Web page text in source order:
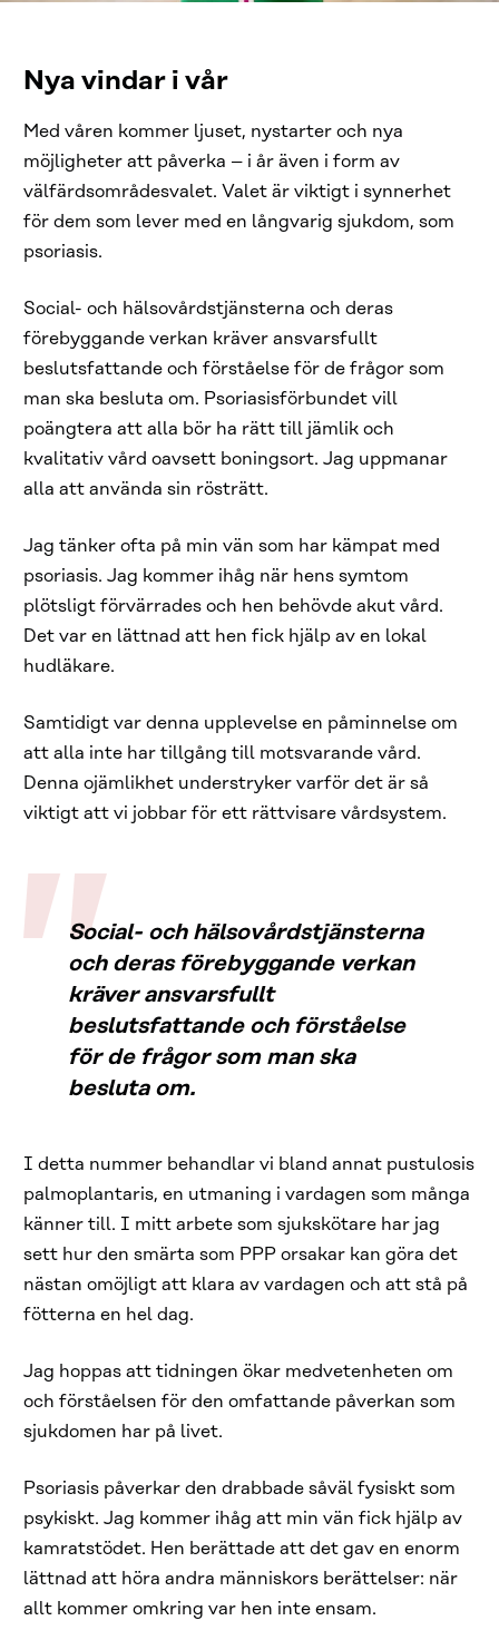
Nya vindar i vår
Med våren kommer ljuset, nystarter och nya
möjligheter att påverka – i år även i form av
välfärdsområdesvalet. Valet är viktigt i synnerhet
för dem som lever med en långvarig sjukdom, som
psoriasis.
Social- och hälsovårdstjänsterna och deras
förebyggande verkan kräver ansvarsfullt
beslutsfattande och förståelse för de frågor som
man ska besluta om. Psoriasisförbundet vill
poängtera att alla bör ha rätt till jämlik och
kvalitativ vård oavsett boningsort. Jag uppmanar
alla att använda sin rösträtt.
Jag tänker ofta på min vän som har kämpat med
psoriasis. Jag kommer ihåg när hens symtom
plötsligt förvärrades och hen behövde akut vård.
Det var en lättnad att hen fick hjälp av en lokal
hudläkare.
Samtidigt var denna upplevelse en påminnelse om
att alla inte har tillgång till motsvarande vård.
Denna ojämlikhet understryker varför det är så
viktigt att vi jobbar för ett rättvisare vårdsystem.
Social- och hälsovårdstjänsterna
och deras förebyggande verkan
kräver ansvarsfullt
beslutsfattande och förståelse
för de frågor som man ska
besluta om.
I detta nummer behandlar vi bland annat pustulosis
palmoplantaris, en utmaning i vardagen som många
känner till. I mitt arbete som sjukskötare har jag
sett hur den smärta som PPP orsakar kan göra det
nästan omöjligt att klara av vardagen och att stå på
fötterna en hel dag.
Jag hoppas att tidningen ökar medvetenheten om
och förståelsen för den omfattande påverkan som
sjukdomen har på livet.
Psoriasis påverkar den drabbade såväl fysiskt som
psykiskt. Jag kommer ihåg att min vän fick hjälp av
kamratstödet. Hen berättade att det gav en enorm
lättnad att höra andra människors berättelser: när
allt kommer omkring var hen inte ensam.